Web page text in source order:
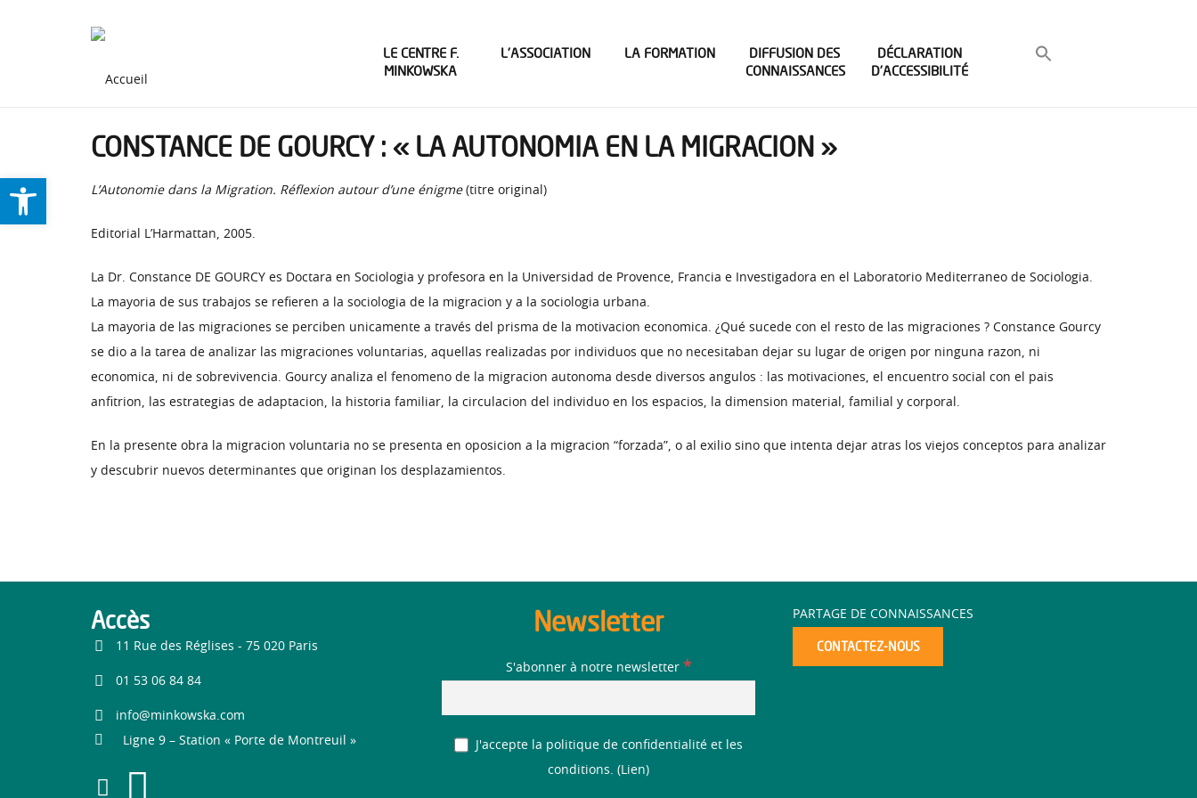
Ouvrir la barre d’outils
LE CENTRE F.
MINKOWSKA
L’ASSOCIATION LA FORMATION
DIFFUSION DES
CONNAISSANCES
DÉCLARATION
D’ACCESSIBILITÉ
CONSTANCE DE GOURCY : « LA AUTONOMIA EN LA MIGRACION »
L’Autonomie dans la Migration. Réflexion autour d’une énigme(titre original)
Editorial L’Harmattan, 2005.
La Dr. Constance DE GOURCY es Doctara en Sociologia y profesora en la Universidad de Provence, Francia e Investigadora en el Laboratorio Mediterraneo de Sociologia.
La mayoria de sus trabajos se refieren a la sociologia de la migracion y a la sociologia urbana.
La mayoria de las migraciones se perciben unicamente a través del prisma de la motivacion economica. ¿Qué sucede con el resto de las migraciones ? Constance Gourcy
se dio a la tarea de analizar las migraciones voluntarias, aquellas realizadas por individuos que no necesitaban dejar su lugar de origen por ninguna razon, ni
economica, ni de sobrevivencia. Gourcy analiza el fenomeno de la migracion autonoma desde diversos angulos : las motivaciones, el encuentro social con el pais
anfitrion, las estrategias de adaptacion, la historia familiar, la circulacion del individuo en los espacios, la dimension material, familial y corporal.
En la presente obra la migracion voluntaria no se presenta en oposicion a la migracion “forzada”, o al exilio sino que intenta dejar atras los viejos conceptos para analizar
y descubrir nuevos determinantes que originan los desplazamientos.
Accès
11 Rue des Réglises - 75 020 Paris
01 53 06 84 84
info@minkowska.com
Ligne 9 – Station « Porte de Montreuil »
Newsletter
S'abonner à notre newsletter *
J'accepte la politique de confidentialité et les
conditions. ( Lien)
PARTAGE DE CONNAISSANCES
CONTACTEZ-NOUS